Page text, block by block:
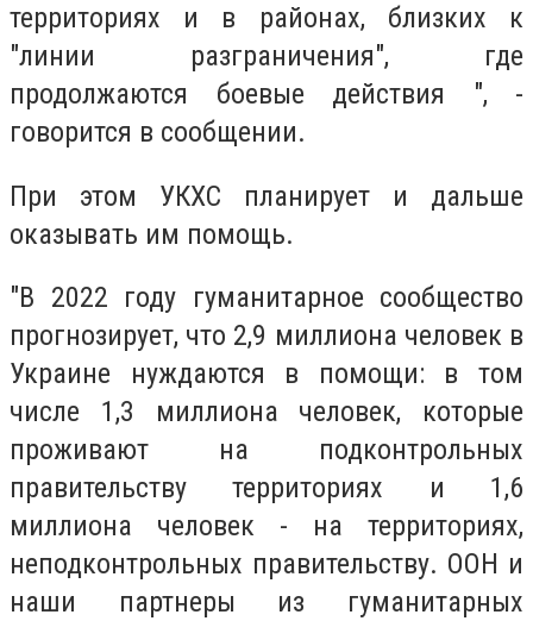
территориях и в районах, близких к
"линии разграничения", где
продолжаются боевые действия ", -
говорится в сообщении.
При этом УКХС планирует и дальше
оказывать им помощь.
"В 2022 году гуманитарное сообщество
прогнозирует, что 2,9 миллиона человек в
Украине нуждаются в помощи: в том
числе 1,3 миллиона человек, которые
проживают на подконтрольных
правительству территориях и 1,6
миллиона человек - на территориях,
неподконтрольных правительству. ООН и
наши партнеры из гуманитарных